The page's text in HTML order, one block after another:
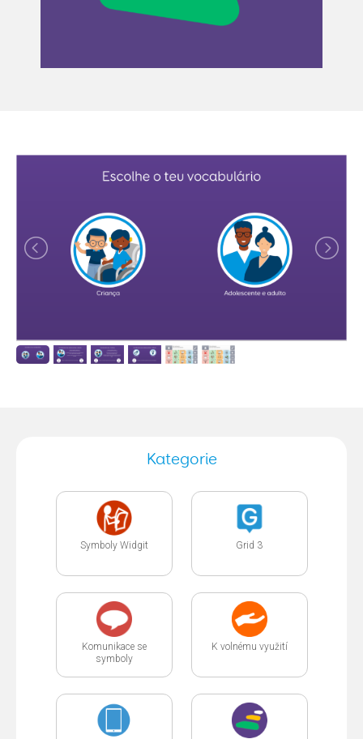
Kategorie
Symboly Widgit Grid 3
Komunikace se
symboly
K volnému využití